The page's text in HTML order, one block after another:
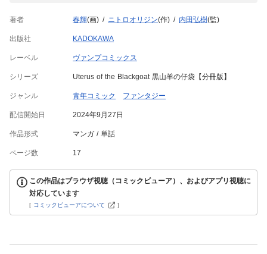
著者 春輝(画) ニトロオリジン(作) 内田弘樹(監)
出版社 KADOKAWA
レーベル ヴァンプコミックス
シリーズ Uterus of the Blackgoat 黒山羊の仔袋【分冊版】
ジャンル 青年コミック ファンタジー
配信開始日 2024年9月27日
作品形式 マンガ 単話
ページ数 17
この作品はブラウザ視聴（コミックビューア）、およびアプリ視聴に
対応しています
[ コミックビューアについて ]